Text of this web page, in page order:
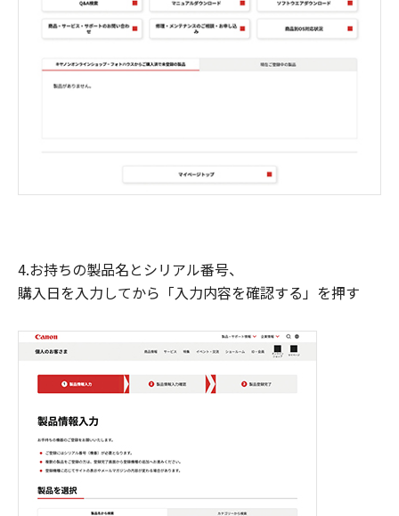
4.お持ちの製品名とシリアル番号、
購入日を入力してから「入力内容を確認する」を押す